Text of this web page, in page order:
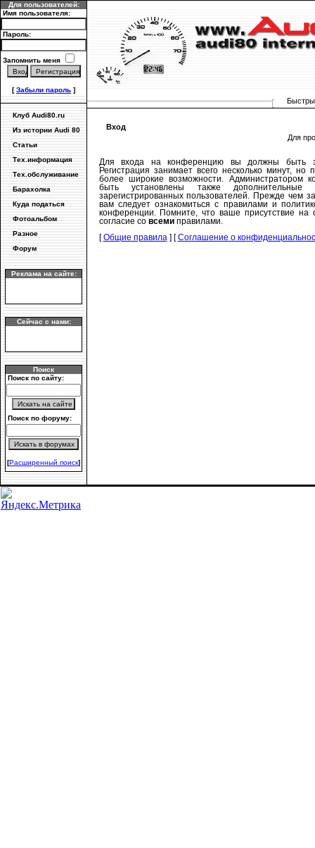
Для пользователей:
Имя пользователя:
Пароль:
Запомнить меня
[Забыли пароль ]
Клуб Audi80.ru
Из истории Audi 80
Статьи
Тех.информация
Тех.обслуживание
Барахолка
Куда податься
Фотоальбом
Разное
Форум
Реклама на сайте:
Сейчас с нами:
Поиск
Поиск по сайту:
Поиск по форуму:
[Расширенный поиск]
Быстрый
Вход
Для
Для входа на конференцию вы должны быть
Регистрация занимает всего несколько минут, но
более широкие возможности. Администратором
быть установлены также дополнительные
зарегистрированных пользователей. Прежде чем
вам следует ознакомиться с правилами и
конференции. Помните, что ваше присутствие на
согласие со всемиправилами.
[Общие правила ] [Соглашение о